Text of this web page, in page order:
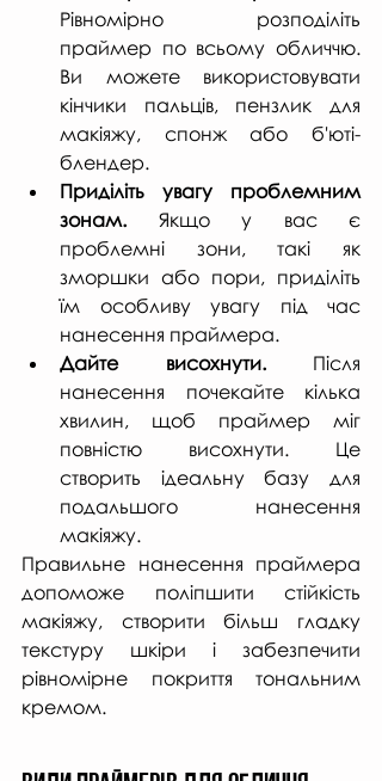
Рівномірно розподіліть
праймер по всьому обличчю.
Ви можете використовувати
кінчики пальців, пензлик для
макіяжу, спонж або б'юті-
блендер.
Приділіть увагу проблемним
зонам. Якщо у вас є
проблемні зони, такі як
зморшки або пори, приділіть
їм особливу увагу під час
нанесення праймера.
Дайте висохнути. Після
нанесення почекайте кілька
хвилин, щоб праймер міг
повністю висохнути. Це
створить ідеальну базу для
подальшого нанесення
макіяжу.
Правильне нанесення праймера
допоможе поліпшити стійкість
макіяжу, створити більш гладку
текстуру шкіри і забезпечити
рівномірне покриття тональним
кремом.